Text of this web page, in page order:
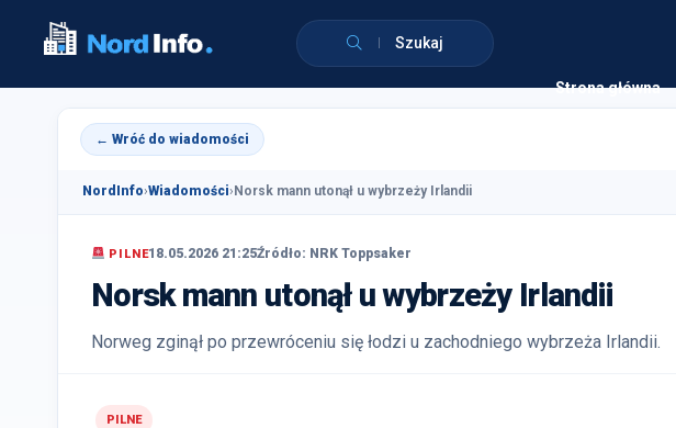
Szukaj
Strona główna
← Wróć do wiadomości
NordInfo›Wiadomości› Norsk mann utonął u wybrzeży Irlandii
PILNE18.05.2026 21:25Źródło: NRK Toppsaker
Norsk mann utonął u wybrzeży Irlandii
Norweg zginął po przewróceniu się łodzi u zachodniego wybrzeża Irlandii.
PILNE